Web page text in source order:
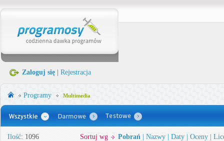
Zaloguj się Rejestracja
Programy Multimedia
Ilość: 1096 Sortuj wg Pobrań Nazwy Daty Oceny